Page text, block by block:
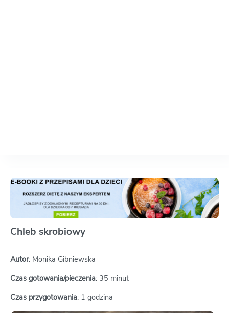
Chleb skrobiowy
Autor: Monika Gibniewska
Czas gotowania/pieczenia: 35 minut
Czas przygotowania: 1 godzina